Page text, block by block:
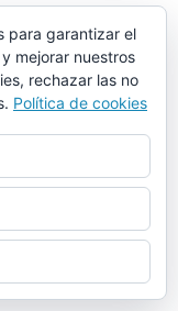
para garantizar el
mejorar nuestros
rechazar las no
Política de cookies